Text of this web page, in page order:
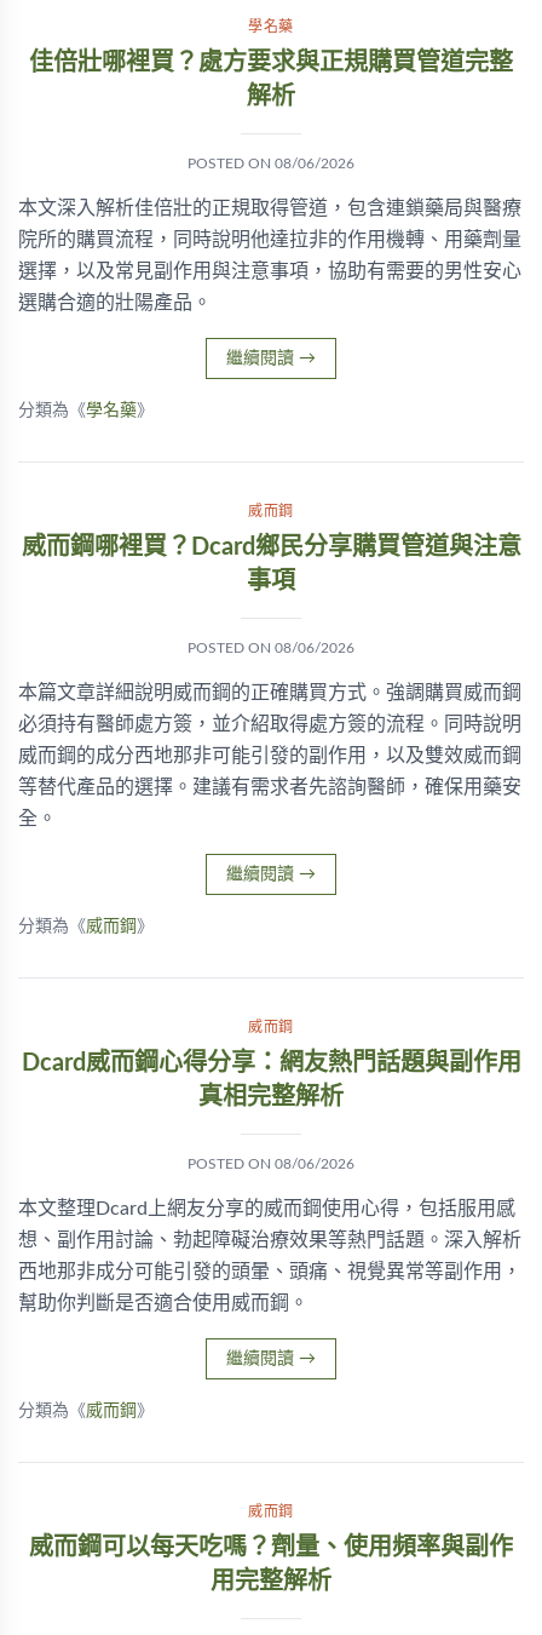
學名藥
佳倍壯哪裡買？處方要求與正規購買管道完整
解析
POSTED ON 08/06/2026
本文深入解析佳倍壯的正規取得管道，包含連鎖藥局與醫療
院所的購買流程，同時說明他達拉非的作用機轉、用藥劑量
選擇，以及常見副作用與注意事項，協助有需要的男性安心
選購合適的壯陽產品。
繼續閱讀 →
分類為《學名藥》
威而鋼
威而鋼哪裡買？Dcard鄉民分享購買管道與注意
事項
POSTED ON 08/06/2026
本篇文章詳細說明威而鋼的正確購買方式。強調購買威而鋼
必須持有醫師處方簽，並介紹取得處方簽的流程。同時說明
威而鋼的成分西地那非可能引發的副作用，以及雙效威而鋼
等替代產品的選擇。建議有需求者先諮詢醫師，確保用藥安
全。
繼續閱讀 →
分類為《威而鋼 》
威而鋼
Dcard威而鋼心得分享：網友熱門話題與副作用
真相完整解析
POSTED ON 08/06/2026
本文整理Dcard上網友分享的威而鋼使用心得，包括服用感
想、副作用討論、勃起障礙治療效果等熱門話題。深入解析
西地那非成分可能引發的頭暈、頭痛、視覺異常等副作用，
幫助你判斷是否適合使用威而鋼。
繼續閱讀 →
分類為《威而鋼 》
威而鋼
威而鋼可以每天吃嗎？劑量、使用頻率與副作
用完整解析